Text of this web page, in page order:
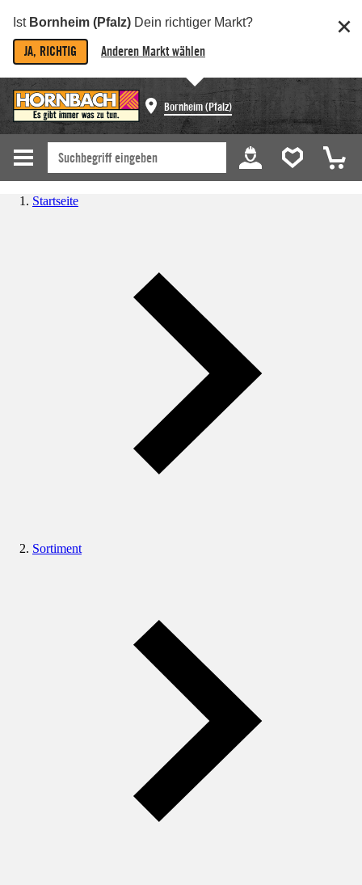
Ist Bornheim (Pfalz) Dein richtiger Markt?
JA, RICHTIG Anderen Markt wählen
Bornheim (Pfalz)
Startseite
Sortiment